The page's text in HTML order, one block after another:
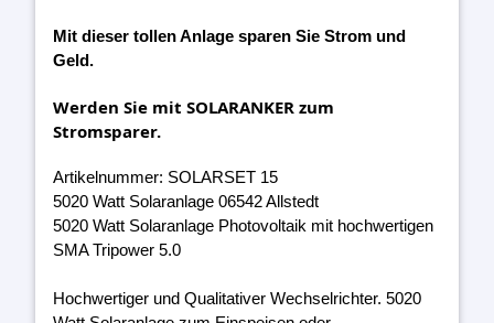
Mit dieser tollen Anlage sparen Sie Strom und
Geld.
Werden Sie mit SOLARANKER zum
Stromsparer.
Artikelnummer: SOLARSET 15
5020 Watt Solaranlage 06542 Allstedt
5020 Watt Solaranlage Photovoltaik mit hochwertigen
SMA Tripower 5.0
Hochwertiger und Qualitativer Wechselrichter. 5020